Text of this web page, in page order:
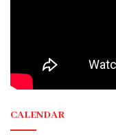
MS
Ordine
CALENDAR